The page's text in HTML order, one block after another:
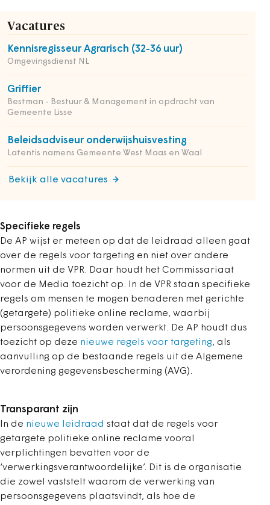
Vacatures
Kennisregisseur Agrarisch (32-36 uur)
Omgevingsdienst NL
Griffier
Bestman - Bestuur & Management in opdracht van
Gemeente Lisse
Beleidsadviseur onderwijshuisvesting
Latentis namens Gemeente West Maas en Waal
Bekijk alle vacatures
Specifieke regels
De AP wijst er meteen op dat de leidraad alleen gaat
over de regels voor targeting en niet over andere
normen uit de VPR. Daar houdt het Commissariaat
voor de Media toezicht op. In de VPR staan specifieke
regels om mensen te mogen benaderen met gerichte
(getargete) politieke online reclame, waarbij
persoonsgegevens worden verwerkt. De AP houdt dus
toezicht op deze nieuwe regels voor targeting, als
aanvulling op de bestaande regels uit de Algemene
verordening gegevensbescherming (AVG).
Transparant zijn
In de nieuwe leidraad staat dat de regels voor
getargete politieke online reclame vooral
verplichtingen bevatten voor de
‘verwerkingsverantwoordelijke’. Dit is de organisatie
die zowel vaststelt waarom de verwerking van
persoonsgegevens plaatsvindt, als hoe de